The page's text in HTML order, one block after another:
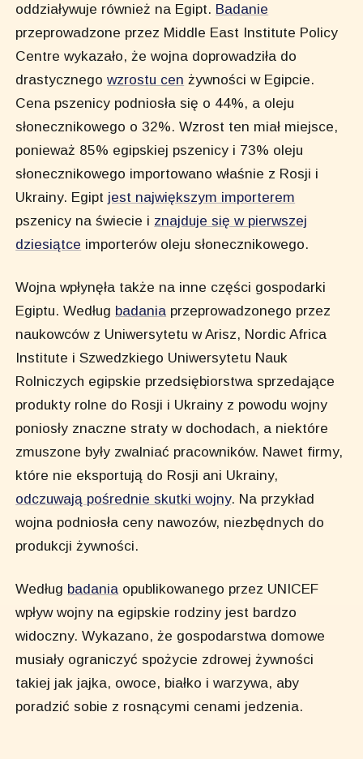
oddziaływuje również na Egipt. Badanie
przeprowadzone przez Middle East Institute Policy
Centre wykazało, że wojna doprowadziła do
drastycznegowzrostu cen żywności w Egipcie.
Cena pszenicy podniosła się o 44%, a oleju
słonecznikowego o 32%. Wzrost ten miał miejsce,
ponieważ 85% egipskiej pszenicy i 73% oleju
słonecznikowego importowano właśnie z Rosji i
Ukrainy. Egipt jest największym importerem
pszenicy na świecie i znajduje się w pierwszej
dziesiątce importerów oleju słonecznikowego.
Wojna wpłynęła także na inne części gospodarki
Egiptu. Według badania przeprowadzonego przez
naukowców z Uniwersytetu w Arisz, Nordic Africa
Institute i Szwedzkiego Uniwersytetu Nauk
Rolniczych egipskie przedsiębiorstwa sprzedające
produkty rolne do Rosji i Ukrainy z powodu wojny
poniosły znaczne straty w dochodach, a niektóre
zmuszone były zwalniać pracowników. Nawet firmy,
które nie eksportują do Rosji ani Ukrainy,
odczuwają pośrednie skutki wojny. Na przykład
wojna podniosła ceny nawozów, niezbędnych do
produkcji żywności.
Według badania opublikowanego przez UNICEF
wpływ wojny na egipskie rodziny jest bardzo
widoczny. Wykazano, że gospodarstwa domowe
musiały ograniczyć spożycie zdrowej żywności
takiej jak jajka, owoce, białko i warzywa, aby
poradzić sobie z rosnącymi cenami jedzenia.